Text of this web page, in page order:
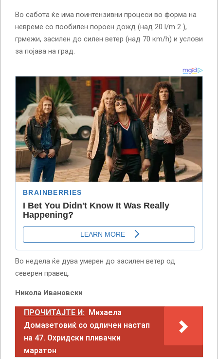
Во сабота ќе има поинтензивни процеси во форма на
невреме со пообилен пороен дожд (над 20 l/m 2 ),
грмежи, засилен до силен ветер (над 70 кm/h) и услови
за појава на град.
Во недела ќе дува умерен до засилен ветер од
северен правец.
Никола Ивановски
ПРОЧИТАЈТЕ И: Михаела
Домазетовиќ со одличен настап
на 47. Охридски пливачки
маратон